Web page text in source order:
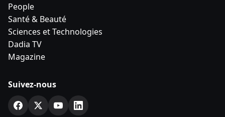
People
Santé & Beauté
Sciences et Technologies
Dadia TV
Magazine
Suivez-nous